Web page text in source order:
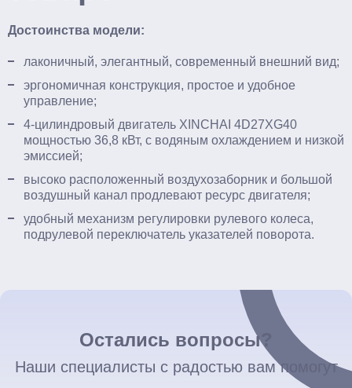
Достоинства модели:
лаконичный, элегантный, современный внешний вид;
эргономичная конструкция, простое и удобное
управление;
4-цилиндровый двигатель XINCHAI 4D27XG40
мощностью 36,8 кВт, с водяным охлаждением и низкой
эмиссией;
высоко расположенный воздухозаборник и большой
воздушный канал продлевают ресурс двигателя;
удобный механизм регулировки рулевого колеса,
подрулевой переключатель указателей поворота.
Остались вопросы?
Наши специалисты с радостью вам помогут